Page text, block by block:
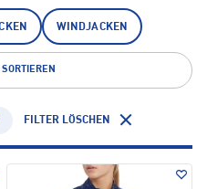
WINDJACKEN
FILTER LÖSCHEN